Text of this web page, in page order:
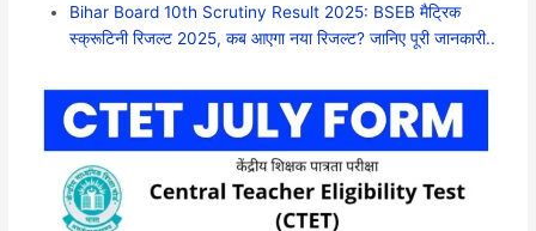
Bihar Board 10th Scrutiny Result 2025: BSEB मैट्रिक
स्क्रूटिनी रिजल्ट 2025, कब आएगा नया रिजल्ट? जानिए पूरी जानकारी..